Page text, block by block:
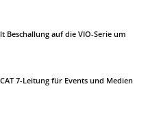
Beschallung auf die VIO-Serie um
7-Leitung für Events und Medien